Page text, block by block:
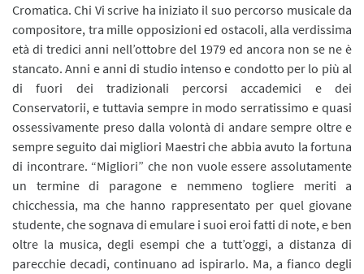
Cromatica. Chi Vi scrive ha iniziato il suo percorso musicale da
compositore, tra mille opposizioni ed ostacoli, alla verdissima
età di tredici anni nell’ottobre del 1979 ed ancora non se ne è
stancato. Anni e anni di studio intenso e condotto per lo più al
di fuori dei tradizionali percorsi accademici e dei
Conservatorii, e tuttavia sempre in modo serratissimo e quasi
ossessivamente preso dalla volontà di andare sempre oltre e
sempre seguito dai migliori Maestri che abbia avuto la fortuna
di incontrare. “Migliori” che non vuole essere assolutamente
un termine di paragone e nemmeno togliere meriti a
chicchessia, ma che hanno rappresentato per quel giovane
studente, che sognava di emulare i suoi eroi fatti di note, e ben
oltre la musica, degli esempi che a tutt’oggi, a distanza di
parecchie decadi, continuano ad ispirarlo. Ma, a fianco degli